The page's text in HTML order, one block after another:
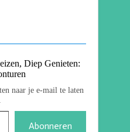
Diep Genieten:
naar je e-mail te laten
Abonneren